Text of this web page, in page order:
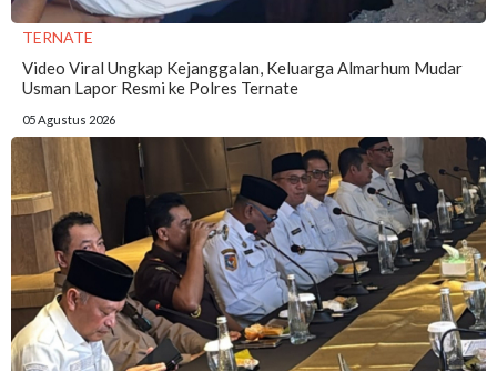
TERNATE
Video Viral Ungkap Kejanggalan, Keluarga Almarhum Mudar
Usman Lapor Resmi ke Polres Ternate
05 Agustus 2026